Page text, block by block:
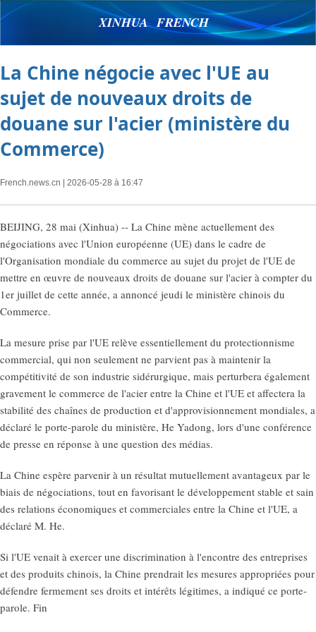
XINHUA FRENCH
La Chine négocie avec l'UE au
sujet de nouveaux droits de
douane sur l'acier (ministère du
Commerce)
French.news.cn | 2026-05-28 à 16:47
BEIJING, 28 mai (Xinhua) -- La Chine mène actuellement des
négociations avec l'Union européenne (UE) dans le cadre de
l'Organisation mondiale du commerce au sujet du projet de l'UE de
mettre en œuvre de nouveaux droits de douane sur l'acier à compter du
1er juillet de cette année, a annoncé jeudi le ministère chinois du
Commerce.
La mesure prise par l'UE relève essentiellement du protectionnisme
commercial, qui non seulement ne parvient pas à maintenir la
compétitivité de son industrie sidérurgique, mais perturbera également
gravement le commerce de l'acier entre la Chine et l'UE et affectera la
stabilité des chaînes de production et d'approvisionnement mondiales, a
déclaré le porte-parole du ministère, He Yadong, lors d'une conférence
de presse en réponse à une question des médias.
La Chine espère parvenir à un résultat mutuellement avantageux par le
biais de négociations, tout en favorisant le développement stable et sain
des relations économiques et commerciales entre la Chine et l'UE, a
déclaré M. He.
Si l'UE venait à exercer une discrimination à l'encontre des entreprises
et des produits chinois, la Chine prendrait les mesures appropriées pour
défendre fermement ses droits et intérêts légitimes, a indiqué ce porte-
parole. Fin